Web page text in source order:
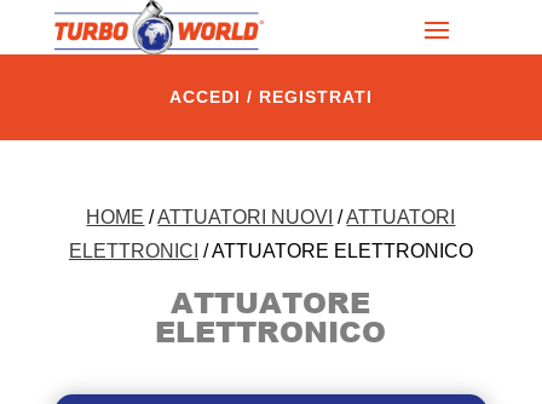
ACCEDI / REGISTRATI
HOME /ATTUATORI NUOVI /ATTUATORI
ELETTRONICI / ATTUATORE ELETTRONICO
ATTUATORE
ELETTRONICO